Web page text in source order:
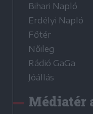
Bihari Napló
Erdélyi Napló
Főtér
Nőileg
Rádió GaGa
Jóállás
Médiatér